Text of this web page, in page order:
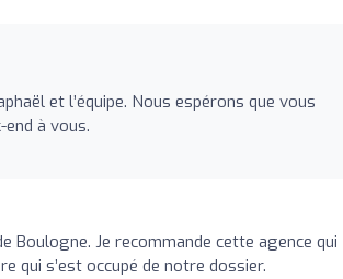
et l’équipe. Nous espérons que vous
à vous.
Boulogne. Je recommande cette agence qui
qui s’est occupé de notre dossier.